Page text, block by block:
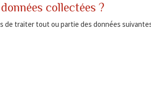
collectées ?
de traiter tout ou partie des données